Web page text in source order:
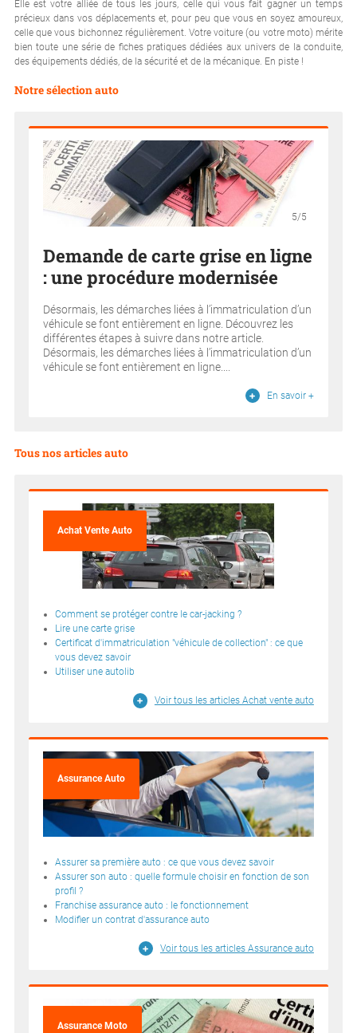
Elle est votre alliée de tous les jours, celle qui vous fait gagner un temps
précieux dans vos déplacements et, pour peu que vous en soyez amoureux,
celle que vous bichonnez régulièrement. Votre voiture (ou votre moto) mérite
bien toute une série de fiches pratiques dédiées aux univers de la conduite,
des équipements dédiés, de la sécurité et de la mécanique. En piste !
Notre sélection auto
5/5
Demande de carte grise en ligne
: une procédure modernisée
Désormais, les démarches liées à l’immatriculation d’un
véhicule se font entièrement en ligne. Découvrez les
différentes étapes à suivre dans notre article.
Désormais, les démarches liées à l’immatriculation d’un
véhicule se font entièrement en ligne....
En savoir +
Tous nos articles auto
Achat Vente Auto
Comment se protéger contre le car-jacking ?
Lire une carte grise
Certificat d'immatriculation "véhicule de collection" : ce que
vous devez savoir
Utiliser une autolib
Voir tous les articles Achat vente auto
Assurance Auto
Assurer sa première auto : ce que vous devez savoir
Assurer son auto : quelle formule choisir en fonction de son
profil ?
Franchise assurance auto : le fonctionnement
Modifier un contrat d'assurance auto
Voir tous les articles Assurance auto
Assurance Moto